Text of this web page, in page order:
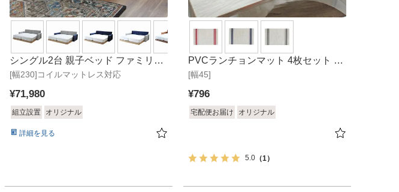
[幅230]コイルマットレス対応
シングル2台 親子ベッド ファミリー
ベッド ローベッド ファブリック キ
ングサイズ コンセント付き 布床板
アドリア (シングル×2 サイドヘッド×
2)
¥71,980
組立設置 オリジナル
詳細を見る
[幅45]
PVCランチョンマット 4枚セット ラ
イン
¥796
宅配便お届け オリジナル
5.0 （1）